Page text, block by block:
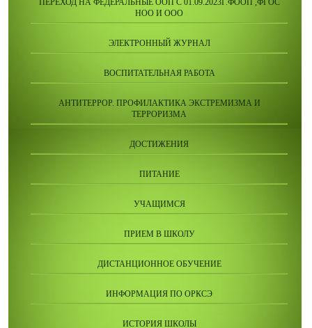
ПЕРЕХОД НА ФЕДЕРАЛЬНЫЕ ООП С 01.09.2023Г.ФООП ,ФГОС
НОО И ООО
ЭЛЕКТРОННЫЙ ЖУРНАЛ
ВОСПИТАТЕЛЬНАЯ РАБОТА
АНТИТЕРРОР. ПРОФИЛАКТИКА ЭКСТРЕМИЗМА И
ТЕРРОРИЗМА
ДОСТИЖЕНИЯ
ПИТАНИЕ
УЧАЩИМСЯ
ПРИЕМ В ШКОЛУ
ДИСТАНЦИОННОЕ ОБУЧЕНИЕ
ИНФОРМАЦИЯ ПО ОРКСЭ
ИСТОРИЯ ШКОЛЫ